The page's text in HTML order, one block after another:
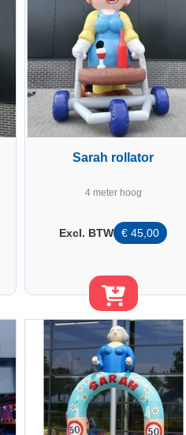
Sarah rollator
4 meter hoog
€ 45,00
Excl. BTW